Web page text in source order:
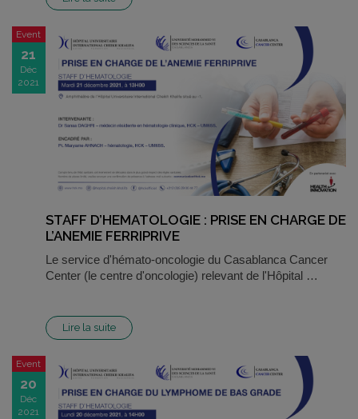
Event
21
Déc
2021
STAFF D’HEMATOLOGIE : PRISE EN CHARGE DE
L’ANEMIE FERRIPRIVE
Le service d'hémato-oncologie du Casablanca Cancer
Center (le centre d'oncologie) relevant de l'Hôpital …
Lire la suite
Event
20
Déc
2021